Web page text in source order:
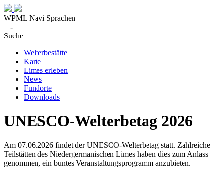
WPML Navi Sprachen
+ -
Suche
Welterbestätte
Karte
Limes erleben
News
Fundorte
Downloads
UNESCO-Welterbetag 2026
Am 07.06.2026 findet der UNESCO-Welterbetag statt. Zahlreiche
Teilstätten des Niedergermanischen Limes haben dies zum Anlass
genommen, ein buntes Veranstaltungsprogramm anzubieten.